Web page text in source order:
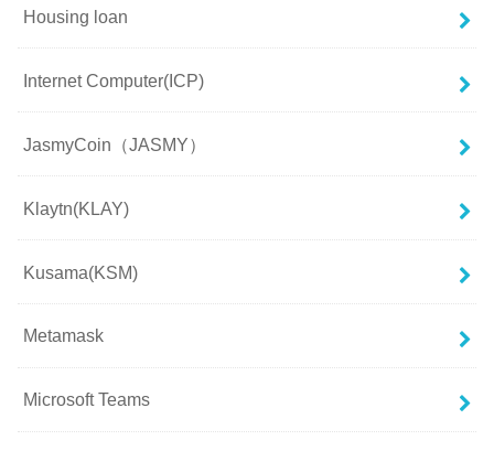
Housing loan
Internet Computer(ICP)
JasmyCoin（JASMY）
Klaytn(KLAY)
Kusama(KSM)
Metamask
Microsoft Teams